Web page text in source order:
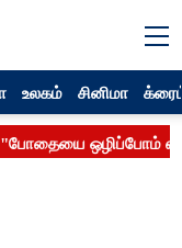
உலகம் சினிமா